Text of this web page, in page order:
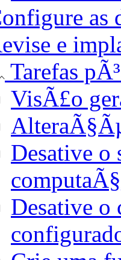
as
e
Tarefas
VisÃ£o
Desative o
Desative